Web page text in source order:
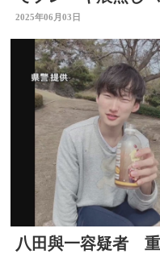
メッセージ」大分
2025年06月03日
八田與一容疑者